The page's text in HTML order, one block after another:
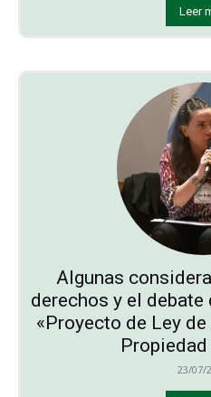
Leer
Algunas
derechos y el
«Proyecto de Ley
23/07/